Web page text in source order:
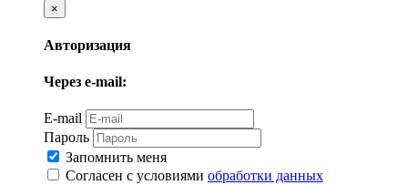
×
Авторизация
Через e-mail:
E-mail
Пароль
Запомнить меня
Согласен с условиями обработки данных